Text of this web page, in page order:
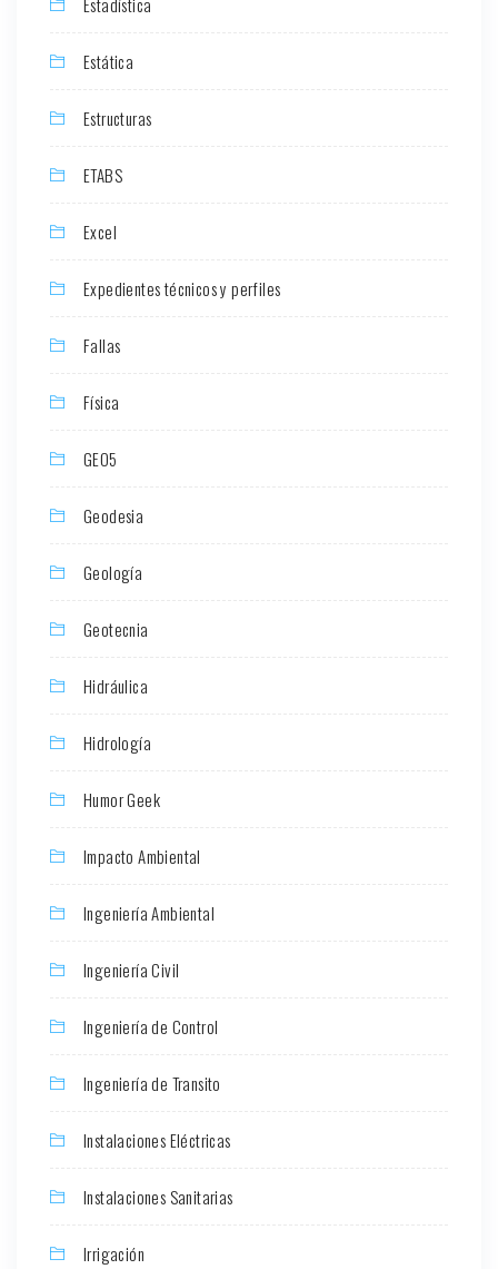
Estática
Estructuras
ETABS
Excel
Expedientes técnicos y perfiles
Fallas
Física
GEO5
Geodesia
Geología
Geotecnia
Hidráulica
Hidrología
Humor Geek
Impacto Ambiental
Ingeniería Ambiental
Ingeniería Civil
Ingeniería de Control
Ingeniería de Transito
Instalaciones Eléctricas
Instalaciones Sanitarias
Irrigación